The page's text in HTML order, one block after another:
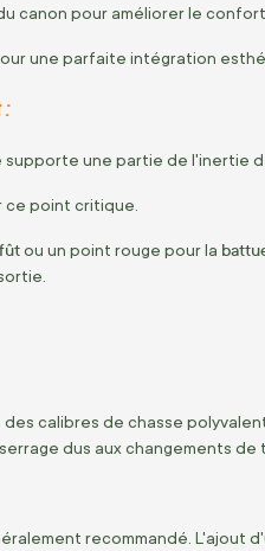
canon pour améliorer le
une parfaite intégration
supporte une partie de l'inertie
ce point critique.
ou un point rouge pour la
calibres de chasse
dus aux changements
recommandé. L'ajout